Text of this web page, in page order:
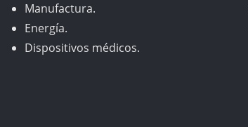
Manufactura.
Energía.
Dispositivos médicos.